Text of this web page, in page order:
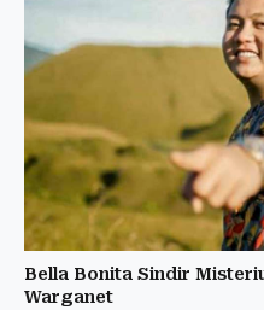
Bella Bonita Sindir
Warganet